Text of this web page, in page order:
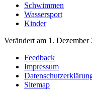
Schwimmen
Wassersport
Kinder
Verändert am 1. Dezember
Feedback
Impressum
Sitemap